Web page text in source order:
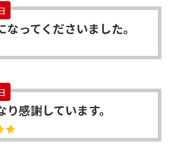
ってくださいました。
感謝しています。